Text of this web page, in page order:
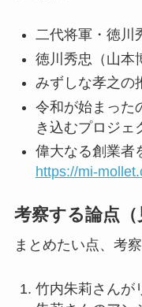
二代将軍・徳川
徳川秀忠（山本
みずしな孝之の
令和が始まった
き込むプロジェ
偉大なる創業者
https://mi-
考察する論点（
まとめたい点、考
竹内朱莉さんが